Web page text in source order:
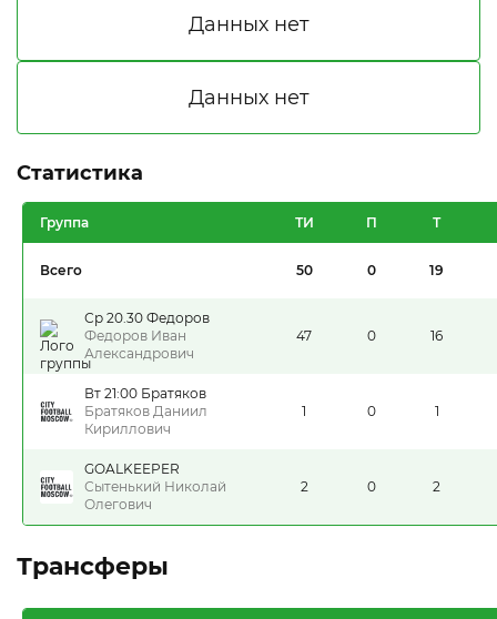
Статистика
Группа ТИ П Т
Всего 50 0 19
Ср 20.30 Федоров
Федоров Иван
Александрович
47 0 16
Вт 21:00 Братяков
Братяков Даниил
Кириллович
1 0 1
GOALKEEPER
Сытенький Николай
Олегович
2 0 2
Трансферы